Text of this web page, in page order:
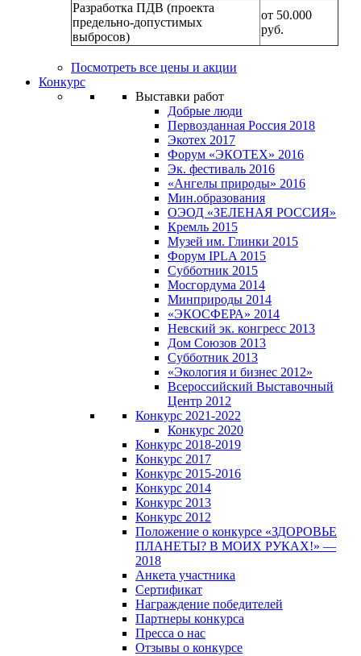
Разработка ПДВ (проекта
предельно-допустимых
выбросов)
от 50.000
руб.
Посмотреть все цены и акции
Конкурс
Выставки работ
Добрые люди
Первозданная Россия 2018
Экотех 2017
Форум «ЭКОТЕХ» 2016
Эк. фестиваль 2016
«Ангелы природы» 2016
Мин.образования
ОЭОД «ЗЕЛЕНАЯ РОССИЯ»
Кремль 2015
Музей им. Глинки 2015
Форум IPLA 2015
Субботник 2015
Мосгордума 2014
Минприроды 2014
«ЭКОСФЕРА» 2014
Невский эк. конгресс 2013
Дом Союзов 2013
Субботник 2013
«Экология и бизнес 2012»
Всероссийский Выставочный
Центр 2012
Конкурс 2021-2022
Конкурс 2020
Конкурс 2018-2019
Конкурс 2017
Конкурс 2015-2016
Конкурс 2014
Конкурс 2013
Конкурс 2012
Положение о конкурсе «ЗДОРОВЬЕ
ПЛАНЕТЫ? В МОИХ РУКАХ!» —
2018
Анкета участника
Сертификат
Награждение победителей
Партнеры конкурса
Пресса о нас
Отзывы о конкурсе